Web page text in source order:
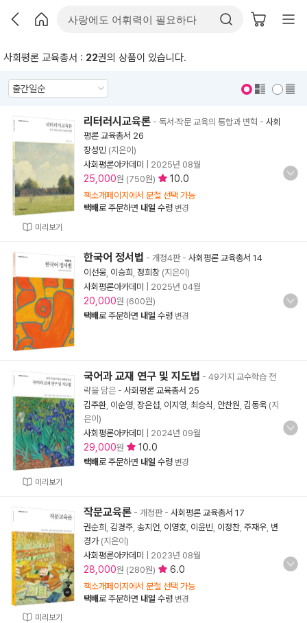
사회평론 교육총서 : 22권의 상품이 있습니다.
미리보기
리터러시교육론 - 독서·작문 교육의 통합과 변혁 - 사회
평론 교육총서 26
장성민 (지은이)
사회평론아카데미
2025년 08월
25,000원 (750원) 10.0
책소개페이지에서 분철 선택 가능
택배로 주문하면 내일 수령 변경
한국어 정서법 - 개정4판- 사회평론 교육총서 14
이선웅 이승희 정희창 (지은이)
사회평론아카데미
2025년 04월
20,000원 (600원)
택배로 주문하면 내일 수령 변경
미리보기
국어과 교재 연구 및 지도법 - 49가지 교수학습 전
략을 담은 - 사회평론 교육총서 25
김주환 이순영 장은섭 이지영 최승식 안찬원 김동욱 (지
은이)
사회평론아카데미
2024년 09월
29,000원 10.0
택배로 주문하면 내일 수령 변경
미리보기
작문교육론 - 개정판- 사회평론 교육총서 17
권순희 김경주 송지언 이영호 이윤빈 이정찬 주재우 변
경가(지은이)
사회평론아카데미
2023년 08월
28,000원 (280원) 6.0
책소개페이지에서 분철 선택 가능
택배로 주문하면 내일 수령 변경